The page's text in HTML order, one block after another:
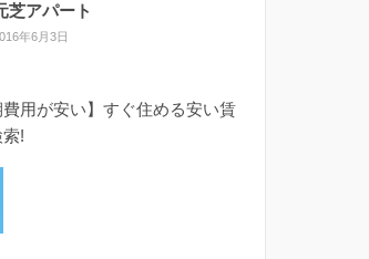
芝アパート
年6月3日
費用が安い】すぐ住める安い賃
!